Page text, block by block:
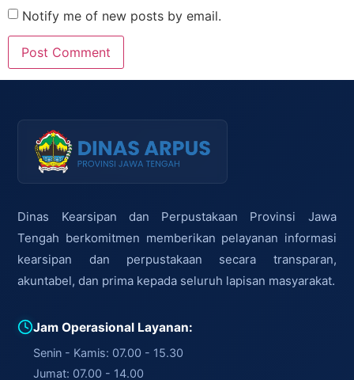
Notify me of new posts by email.
Dinas Kearsipan dan Perpustakaan Provinsi Jawa
Tengah berkomitmen memberikan pelayanan informasi
kearsipan dan perpustakaan secara transparan,
akuntabel, dan prima kepada seluruh lapisan masyarakat.
Jam Operasional Layanan:
Senin - Kamis: 07.00 - 15.30
Jumat: 07.00 - 14.00